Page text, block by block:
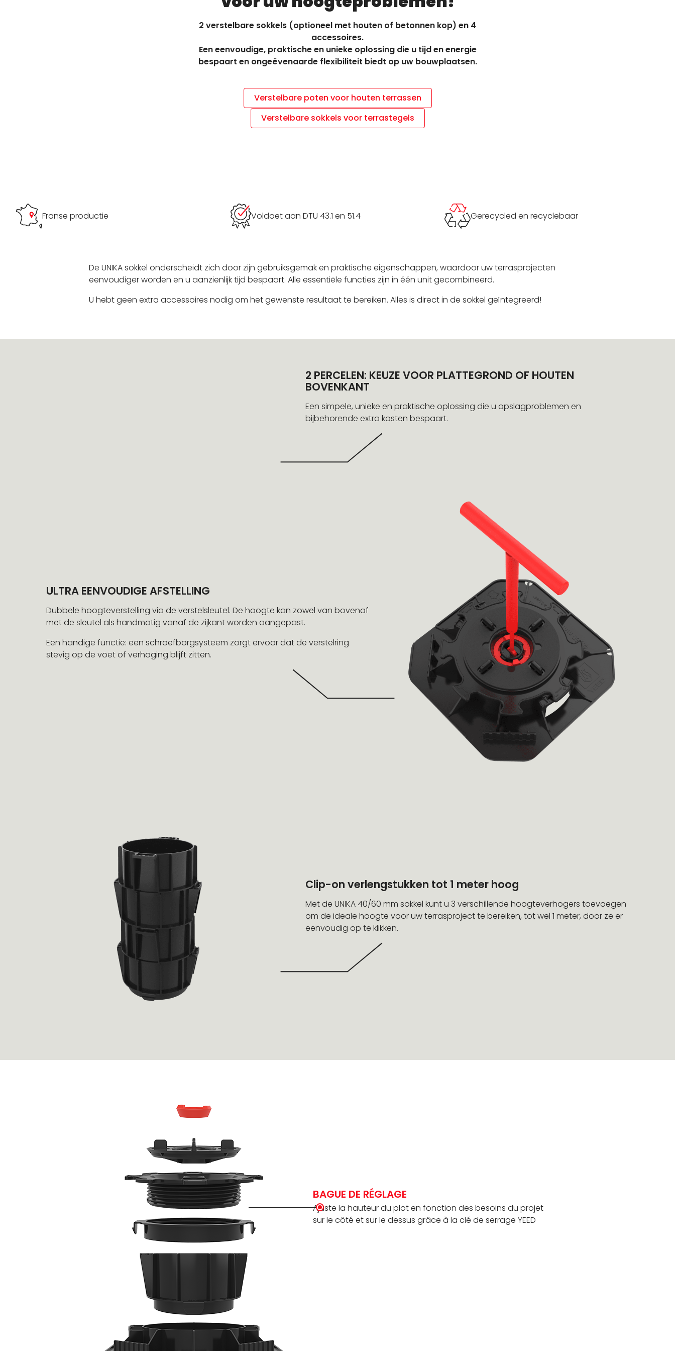
2 verstelbare sokkels (optioneel met houten of betonnen kop) en 4
accessoires.
Een eenvoudige, praktische en unieke oplossing die u tijd en energie
bespaart en ongeëvenaarde flexibiliteit biedt op uw bouwplaatsen.
Verstelbare poten voor houten terrassen
Verstelbare sokkels voor terrastegels
Franse productie Voldoet aan DTU 43.1 en 51.4 Gerecycled en recyclebaar
De UNIKA sokkel onderscheidt zich door zijn gebruiksgemak en praktische eigenschappen, waardoor uw terrasprojecten
eenvoudiger worden en u aanzienlijk tijd bespaart. Alle essentiële functies zijn in één unit gecombineerd.
U hebt geen extra accessoires nodig om het gewenste resultaat te bereiken. Alles is direct in de sokkel geïntegreerd!
2 PERCELEN: KEUZE VOOR PLATTEGROND OF HOUTEN
BOVENKANT
Een simpele, unieke en praktische oplossing die u opslagproblemen en
bijbehorende extra kosten bespaart.
ULTRA EENVOUDIGE AFSTELLING
Dubbele hoogteverstelling via de verstelsleutel. De hoogte kan zowel van bovenaf
met de sleutel als handmatig vanaf de zijkant worden aangepast.
Een handige functie: een schroefborgsysteem zorgt ervoor dat de verstelring
stevig op de voet of verhoging blijft zitten.
Clip-on verlengstukken tot 1 meter hoog
Met de UNIKA 40/60 mm sokkel kunt u 3 verschillende hoogteverhogers toevoegen
om de ideale hoogte voor uw terrasproject te bereiken, tot wel 1 meter, door ze er
eenvoudig op te klikken.
BAGUE DE RÉGLAGE
Ajuste la hauteur du plot en fonction des besoins du projet
sur le côté et sur le dessus grâce à la clé de serrage YEED